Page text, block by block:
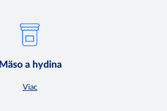
Mäso a hydina
Viac